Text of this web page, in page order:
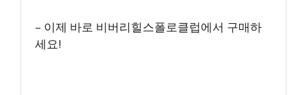
– 이제 바로 비버리힐스폴로클럽에서 구매하
세요!